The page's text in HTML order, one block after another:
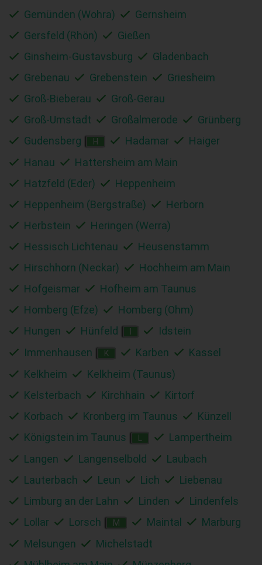
Gemünden (Wohra)
Gernsheim
Gersfeld (Rhön)
Gießen
Ginsheim-Gustavsburg
Gladenbach
Grebenau
Grebenstein
Griesheim
Groß-Bieberau
Groß-Gerau
Groß-Umstadt
Großalmerode
Grünberg
Gudensberg
H Hadamar
Haiger
Hanau
Hattersheim am Main
Hatzfeld (Eder)
Heppenheim
Heppenheim (Bergstraße)
Herborn
Herbstein
Heringen (Werra)
Hessisch Lichtenau
Heusenstamm
Hirschhorn (Neckar)
Hochheim am Main
Hofgeismar
Hofheim am Taunus
Homberg (Efze)
Homberg (Ohm)
Hungen
Hünfeld
Idstein
Immenhausen
K Karben
Kassel
Kelkheim
Kelkheim (Taunus)
Kelsterbach
Kirchhain
Kirtorf
Korbach
Kronberg im Taunus
Künzell
Königstein im Taunus
Lampertheim
Langen
Langenselbold
Laubach
Lauterbach
Leun Lich
Liebenau
Limburg an der Lahn
Linden
Lindenfels
Lollar
Lorsch M Maintal
Marburg
Melsungen
Michelstadt